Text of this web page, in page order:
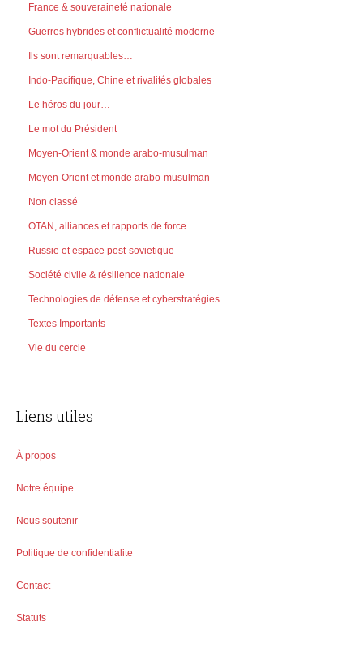
France & souveraineté nationale
Guerres hybrides et conflictualité moderne
Ils sont remarquables…
Indo-Pacifique, Chine et rivalités globales
Le héros du jour…
Le mot du Président
Moyen-Orient & monde arabo-musulman
Moyen-Orient et monde arabo-musulman
Non classé
OTAN, alliances et rapports de force
Russie et espace post-sovietique
Société civile & résilience nationale
Technologies de défense et cyberstratégies
Textes Importants
Vie du cercle
Liens utiles
À propos
Notre équipe
Nous soutenir
Politique de confidentialite
Contact
Statuts